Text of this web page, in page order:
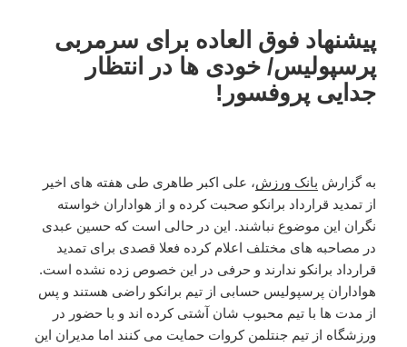
پیشنهاد فوق العاده برای سرمربی
پرسپولیس/ خودی ها در انتظار
جدایی پروفسور!
به گزارش بانک ورزش، علی اکبر طاهری طی هفته های اخیر
از تمدید قرارداد برانکو صحبت کرده و از هواداران خواسته
نگران این موضوع نباشند. این در حالی است که حسین عبدی
در مصاحبه های مختلف اعلام کرده فعلا قصدی برای تمدید
قرارداد برانکو ندارند و حرفی در این خصوص زده نشده است.
هواداران پرسپولیس حسابی از تیم برانکو راضی هستند و پس
از مدت ها با تیم محبوب شان آشتی کرده اند و با حضور در
ورزشگاه از تیم جنتلمن کروات حمایت می کنند اما مدیران این